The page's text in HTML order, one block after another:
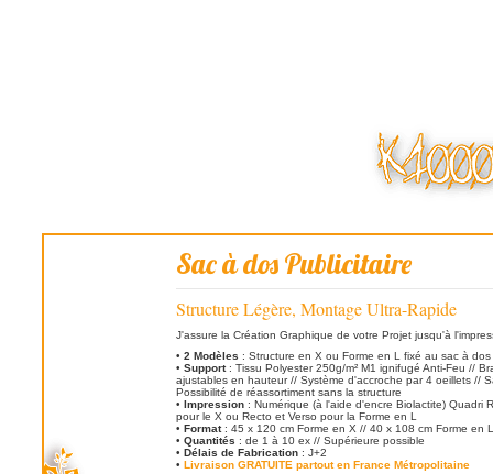
Sac à dos Publicitaire
Structure Légère, Montage Ultra-Rapide
J'assure la Création Graphique de votre Projet jusqu'à
• 2 Modèles : Structure en X ou Forme en L fixé au sac à dos
• Support: Tissu Polyester 250g/m² M1 ignifugé Anti-Feu //
ajustables en hauteur // Système d'accroche par 4 oeillets //
Possibilité de réassortiment sans la structure
• Impression : Numérique (à l'aide d'encre Biolactite) Quadri
pour le X ou Recto et Verso pour la Forme en L
• Format: 45 x 120 cm Forme en X // 40 x 108 cm Forme en L
• Quantités : de 1 à 10 ex // Supérieure possible
• Délais de Fabrication : J+2
• Livraison GRATUITE partout en France Métropolitaine